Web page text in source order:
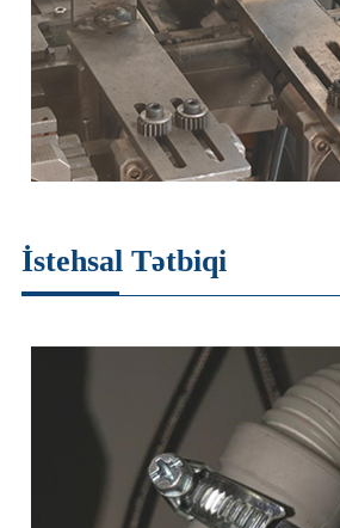
İstehsal Tətbiqi